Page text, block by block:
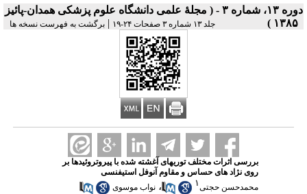
دوره ۱۳، شماره ۳ - ( مجلۀ علمی دانشگاه علوم پزشکی همدان-پائيز
۱۳۸۵ )
جلد ۱۳ شماره ۳ صفحات ۲۴-۱۹ |برگشت به فهرست نسخه ها
بررسی اثرات مختلف توریهای آغشته شده با پیروتروئیدها بر
روی نژاد های حساس و مقاوم آنوفل استیفنسی
محمدحسن حجتی۱ ، نواب موسوی